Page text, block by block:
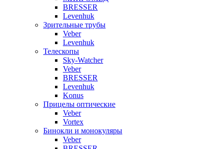
BRESSER
Levenhuk
Зрительные трубы
Veber
Levenhuk
Телескопы
Sky-Watcher
Veber
BRESSER
Levenhuk
Konus
Прицелы оптические
Veber
Vortex
Бинокли и монокуляры
Veber